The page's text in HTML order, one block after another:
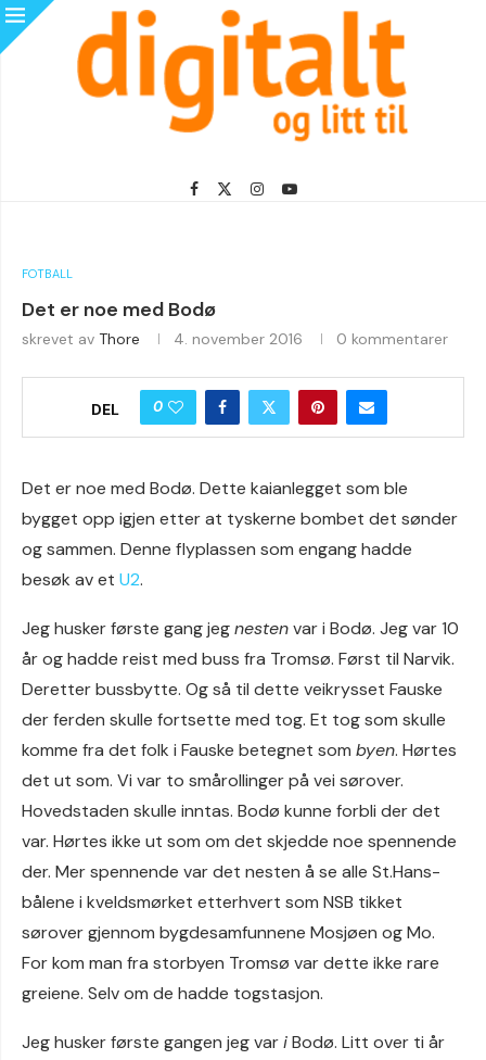
FOTBALL
Det er noe med Bodø
skrevet av Thore 4. november 2016 0 kommentarer
DEL 0
Det er noe med Bodø. Dette kaianlegget som ble
bygget opp igjen etter at tyskerne bombet det sønder
og sammen. Denne flyplassen som engang hadde
besøk av et U2.
Jeg husker første gang jegnestenvar i Bodø. Jeg var 10
år og hadde reist med buss fra Tromsø. Først til Narvik.
Deretter bussbytte. Og så til dette veikrysset Fauske
der ferden skulle fortsette med tog. Et tog som skulle
komme fra det folk i Fauske betegnet som byen. Hørtes
det ut som. Vi var to smårollinger på vei sørover.
Hovedstaden skulle inntas. Bodø kunne forbli der det
var. Hørtes ikke ut som om det skjedde noe spennende
der. Mer spennende var det nesten å se alle St.Hans-
bålene i kveldsmørket etterhvert som NSB tikket
sørover gjennom bygdesamfunnene Mosjøen og Mo.
For kom man fra storbyen Tromsø var dette ikke rare
greiene. Selv om de hadde togstasjon.
Jeg husker første gangen jeg variBodø. Litt over ti år